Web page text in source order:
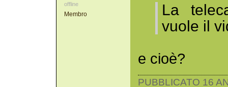
offline
Membro
La
vuole il
e cioè?
PUBBLICATO 16